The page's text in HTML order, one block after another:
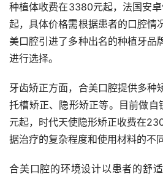
种植体收费在3380元起，法国安
起，具体价格需根据患者的口腔情
美口腔引进了多种出名的种植牙品
进行选择。
牙齿矫正方面，合美口腔提供多种
托槽矫正、隐形矫正等。目前做自
元起，时代天使隐形矫正收费在
据治疗的复杂程度和使用材料的不
合美口腔的环境设计以患者的舒